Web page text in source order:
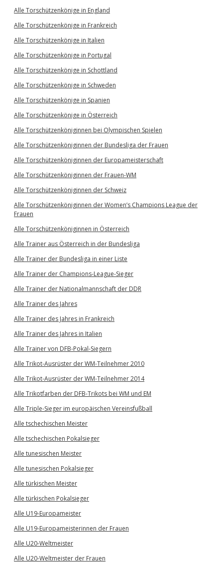
Alle Torschützenkönige in England
Alle Torschützenkönige in Frankreich
Alle Torschützenkönige in Italien
Alle Torschützenkönige in Portugal
Alle Torschützenkönige in Schottland
Alle Torschützenkönige in Schweden
Alle Torschützenkönige in Spanien
Alle Torschützenkönige in Österreich
Alle Torschützenköniginnen bei Olympischen Spielen
Alle Torschützenköniginnen der Bundesliga der Frauen
Alle Torschützenköniginnen der Europameisterschaft
Alle Torschützenköniginnen der Frauen-WM
Alle Torschützenköniginnen der Schweiz
Alle Torschützenköniginnen der Women’s Champions League der
Frauen
Alle Torschützenköniginnen in Österreich
Alle Trainer aus Österreich in der Bundesliga
Alle Trainer der Bundesliga in einer Liste
Alle Trainer der Champions-League-Sieger
Alle Trainer der Nationalmannschaft der DDR
Alle Trainer des Jahres
Alle Trainer des Jahres in Frankreich
Alle Trainer des Jahres in Italien
Alle Trainer von DFB-Pokal-Siegern
Alle Trikot-Ausrüster der WM-Teilnehmer 2010
Alle Trikot-Ausrüster der WM-Teilnehmer 2014
Alle Trikotfarben der DFB-Trikots bei WM und EM
Alle Triple-Sieger im europäischen Vereinsfußball
Alle tschechischen Meister
Alle tschechischen Pokalsieger
Alle tunesischen Meister
Alle tunesischen Pokalsieger
Alle türkischen Meister
Alle türkischen Pokalsieger
Alle U19-Europameister
Alle U19-Europameisterinnen der Frauen
Alle U20-Weltmeister
Alle U20-Weltmeister der Frauen